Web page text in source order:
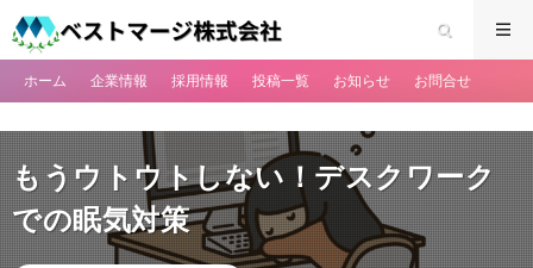
ホーム 企業情報 採用情報 投稿一覧 お知らせ お問合せ
もうウトウトしない！デスクワーク
での眠気対策